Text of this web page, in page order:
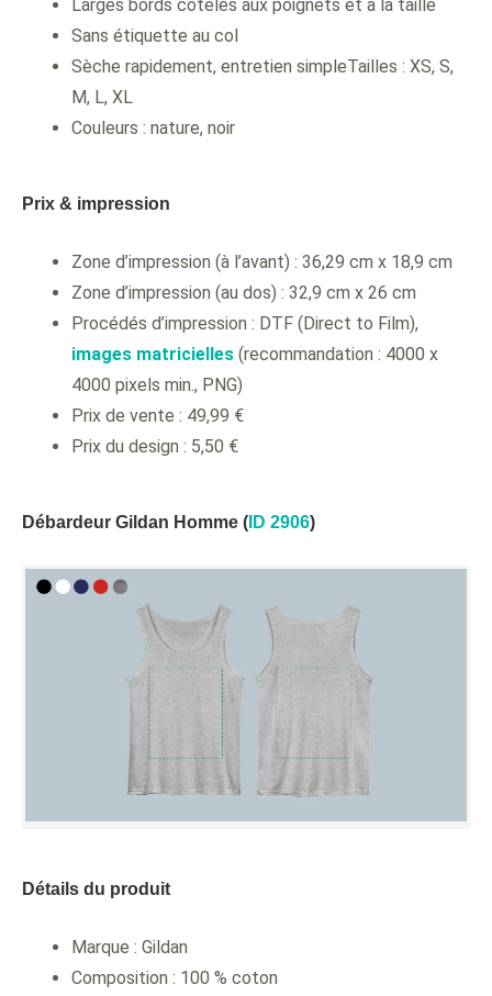
Larges bords côtelés aux poignets et à la taille
Sans étiquette au col
Sèche rapidement, entretien simpleTailles : XS, S,
M, L, XL
Couleurs : nature, noir
Prix & impression
Zone d’impression (à l’avant) : 36,29 cm x 18,9 cm
Zone d’impression (au dos) : 32,9 cm x 26 cm
Procédés d’impression : DTF (Direct to Film),
images matricielles (recommandation : 4000 x
4000 pixels min., PNG)
Prix de vente : 49,99 €
Prix du design : 5,50 €
Débardeur Gildan Homme ( ID 2906)
Détails du produit
Marque : Gildan
Composition : 100 % coton